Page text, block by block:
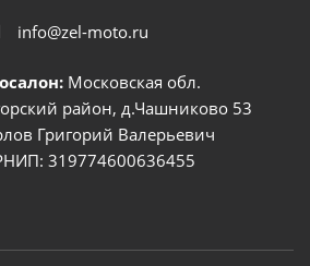
info@zel-moto.ru
Московская обл.
район, д.Чашниково 53
Григорий Валерьевич
319774600636455